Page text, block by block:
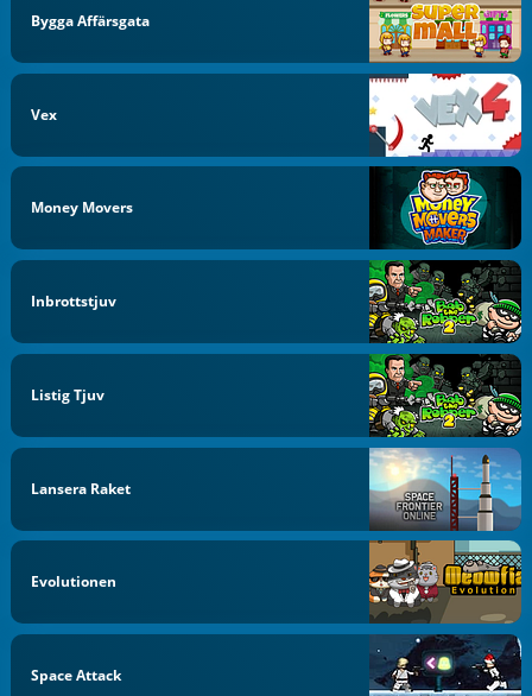
Bygga Affärsgata
Vex
Money Movers
Inbrottstjuv
Listig Tjuv
Lansera Raket
Evolutionen
Space Attack